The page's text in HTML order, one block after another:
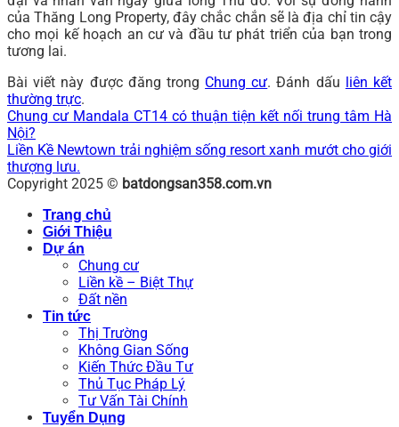
của Thăng Long Property, đây chắc chắn sẽ là địa chỉ tin cậy
cho mọi kế hoạch an cư và đầu tư phát triển của bạn trong
tương lai.
Bài viết này được đăng trong Chung cư. Đánh dấu
liên kết
thường trực.
Chung cư Mandala CT14 có thuận tiện kết nối trung tâm Hà
Nội?
Liền Kề Newtown trải nghiệm sống resort xanh mướt cho giới
thượng lưu.
Copyright 2025 © batdongsan358.com.vn
Trang chủ
Giới Thiệu
Dự án
Chung cư
Liền kề – Biệt Thự
Đất nền
Tin tức
Thị Trường
Không Gian Sống
Kiến Thức Đầu Tư
Thủ Tục Pháp Lý
Tư Vấn Tài Chính
Tuyển Dụng